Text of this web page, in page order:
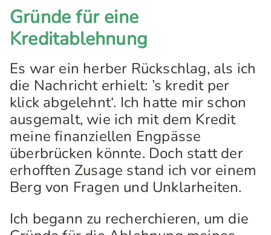
Gründe für eine
Kreditablehnung
Es war ein herber Rückschlag, als ich
die Nachricht erhielt: ’s kredit per
klick abgelehnt‘. Ich hatte mir schon
ausgemalt, wie ich mit dem Kredit
meine finanziellen Engpässe
überbrücken könnte. Doch statt der
erhofften Zusage stand ich vor einem
Berg von Fragen und Unklarheiten.
Ich begann zu recherchieren, um die